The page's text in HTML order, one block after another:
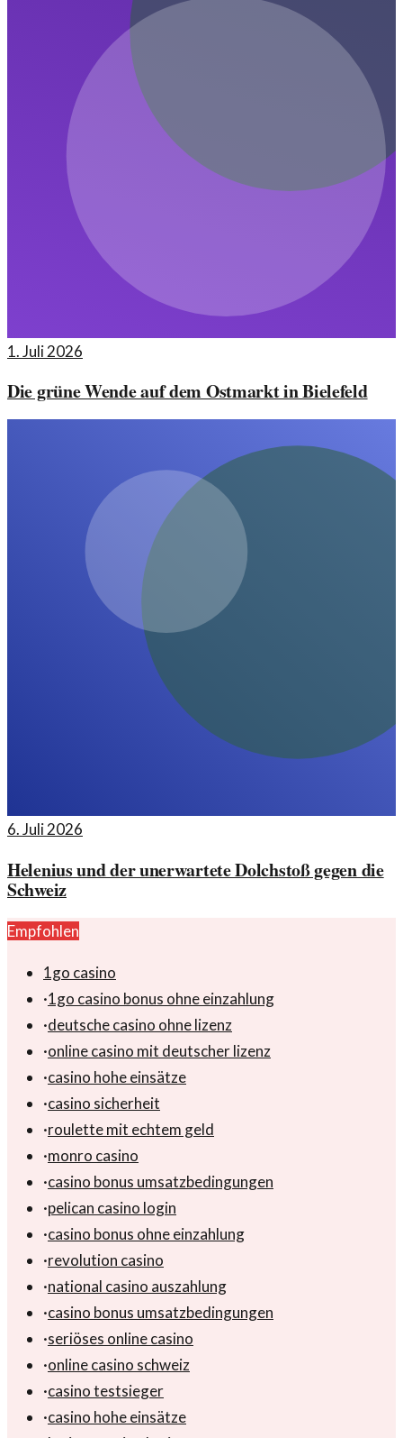
1. Juli 2026
Die grüne Wende auf dem Ostmarkt in Bielefeld
6. Juli 2026
Helenius und der unerwartete Dolchstoß gegen die
Schweiz
Empfohlen
1go casino
·1go casino bonus ohne einzahlung
·deutsche casino ohne lizenz
·online casino mit deutscher lizenz
·casino hohe einsätze
·casino sicherheit
·roulette mit echtem geld
·monro casino
·casino bonus umsatzbedingungen
·pelican casino login
·casino bonus ohne einzahlung
·revolution casino
·national casino auszahlung
·casino bonus umsatzbedingungen
·seriöses online casino
·online casino schweiz
·casino testsieger
·casino hohe einsätze